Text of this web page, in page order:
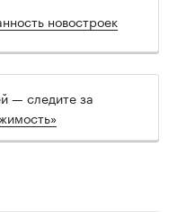
новостроек
— следите за